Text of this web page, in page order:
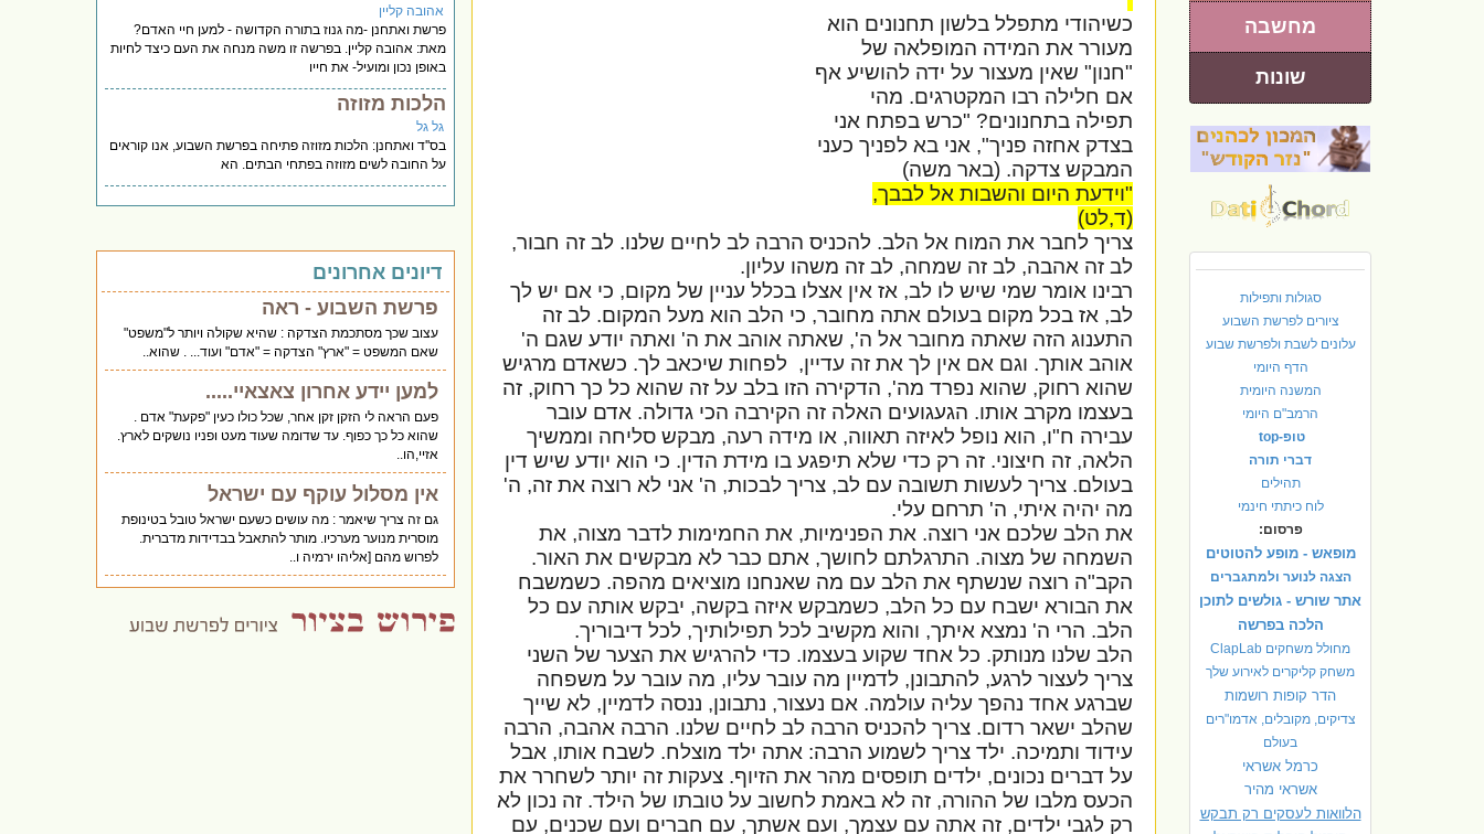
מחשבה
שונות
סגולות ותפילות
ציורים לפרשת השבוע
עלונים לשבת ולפרשת שבוע
הדף היומי
המשנה היומית
הרמב"ם היומי
טופ-top
דברי תורה
תהילים
לוח כיתתי חינמי
פרסום:
מופאש - מופע להטוטים
הצגה לנוער ולמתגברים
אתר שורש - גולשים לתוכן
הלכה בפרשה
מחולל משחקים ClapLab
משחק קליקרים לאירוע שלך
הדר קופות רושמות
צדיקים, מקובלים, אדמו"רים
בעולם
כרמל אשראי
אשראי מהיר
הלוואות לעסקים רק תבקש
כשיהודי מתפלל בלשון תחנונים הוא
מעורר את המידה המופלאה של
"חנון" שאין מעצור על ידה להושיע אף
אם חלילה רבו המקטרגים. מהי
תפילה בתחנונים? "כרש בפתח אני
בצדק אחזה פניך", אני בא לפניך כעני
המבקש צדקה. (באר משה)
"וידעת היום והשבות אל לבבך,
(ד,לט)
צריך לחבר את המוח אל הלב. להכניס הרבה לב לחיים שלנו. לב זה חבור,
לב זה אהבה, לב זה שמחה, לב זה משהו עליון.
רבינו אומר שמי שיש לו לב, אז אין אצלו בכלל עניין של מקום, כי אם יש לך
לב, אז בכל מקום בעולם אתה מחובר, כי הלב הוא מעל המקום. לב זה
התענוג הזה שאתה מחובר אל ה', שאתה אוהב את ה' ואתה יודע שגם ה'
אוהב אותך. וגם אם אין לך את זה עדיין, לפחות שיכאב לך. כשאדם מרגיש
שהוא רחוק, שהוא נפרד מה', הדקירה הזו בלב על זה שהוא כל כך רחוק, זה
בעצמו מקרב אותו. הגעגועים האלה זה הקירבה הכי גדולה. אדם עובר
עבירה ח"ו, הוא נופל לאיזה תאווה, או מידה רעה, מבקש סליחה וממשיך
הלאה, זה חיצוני. זה רק כדי שלא תיפגע בו מידת הדין. כי הוא יודע שיש דין
בעולם. צריך לעשות תשובה עם לב, צריך לבכות, ה' אני לא רוצה את זה, ה'
מה יהיה איתי, ה' תרחם עלי.
את הלב שלכם אני רוצה. את הפנימיות, את החמימות לדבר מצוה, את
השמחה של מצוה. התרגלתם לחושך, אתם כבר לא מבקשים את האור.
הקב"ה רוצה שנשתף את הלב עם מה שאנחנו מוציאים מהפה. כשמשבח
את הבורא ישבח עם כל הלב, כשמבקש איזה בקשה, יבקש אותה עם כל
הלב. הרי ה' נמצא איתך, והוא מקשיב לכל תפילותיך, לכל דיבוריך.
הלב שלנו מנותק. כל אחד שקוע בעצמו. כדי להרגיש את הצער של השני
צריך לעצור לרגע, להתבונן, לדמיין מה עובר עליו, מה עובר על משפחה
שברגע אחד נהפך עליה עולמה. אם נעצור, נתבונן, ננסה לדמיין, לא שייך
שהלב ישאר רדום. צריך להכניס הרבה לב לחיים שלנו. הרבה אהבה, הרבה
עידוד ותמיכה. ילד צריך לשמוע הרבה: אתה ילד מוצלח. לשבח אותו, אבל
על דברים נכונים, ילדים תופסים מהר את הזיוף. צעקות זה יותר לשחרר את
הכעס מלבו של ההורה, זה לא באמת לחשוב על טובתו של הילד. זה נכון לא
רק לגבי ילדים, זה אתה עם עצמך, ועם אשתך, עם חברים ועם שכנים, עם
אהובה קליין
פרשת ואתחנן -מה גנוז בתורה הקדושה - למען חיי האדם?
מאת: אהובה קליין. בפרשה זו משה מנחה את העם כיצד לחיות
באופן נכון ומועיל- את חייו
הלכות מזוזה
גל גל
בס''ד ואתחנן: הלכות מזוזה פתיחה בפרשת השבוע, אנו קוראים
על החובה לשים מזוזה בפתחי הבתים. הא
דיונים אחרונים
פרשת השבוע - ראה
עצוב שכך מסתכמת הצדקה : שהיא שקולה ויותר ל"משפט"
שאם המשפט = "ארץ" הצדקה = "אדם" ועוד... . שהוא..
למען יידע אחרון צאצאיי.....
פעם הראה לי הזקן זקן אחר, שכל כולו כעין "פקעת" אדם .
שהוא כל כך כפוף. עד שדומה שעוד מעט ופניו נושקים לארץ.
אזיי,הו..
אין מסלול עוקף עם ישראל
גם זה צריך שיאמר : מה עושים כשעם ישראל טובל בטינופת
מוסרית מנוער מערכיו. מותר להתאבל בבדידות מדברית.
לפרוש מהם [אליהו ירמיה ו..